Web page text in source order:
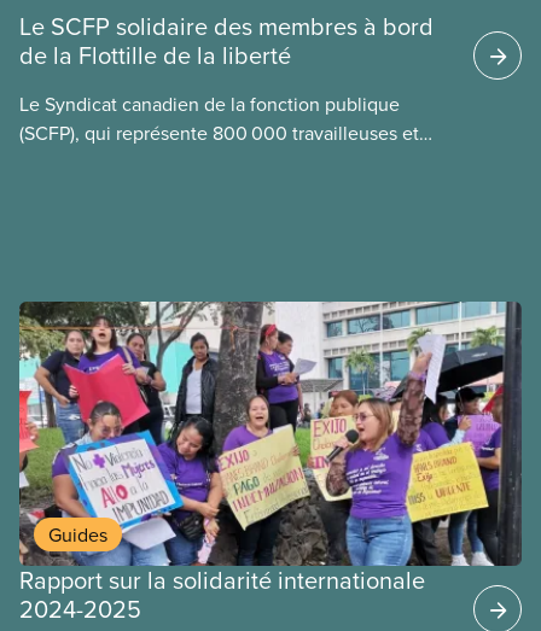
Le SCFP solidaire des membres à bord
de la Flottille de la liberté
Le Syndicat canadien de la fonction publique
(SCFP), qui représente 800 000 travailleuses et
autorités israéliennes.
Guides
Rapport sur la solidarité internationale
2024-2025